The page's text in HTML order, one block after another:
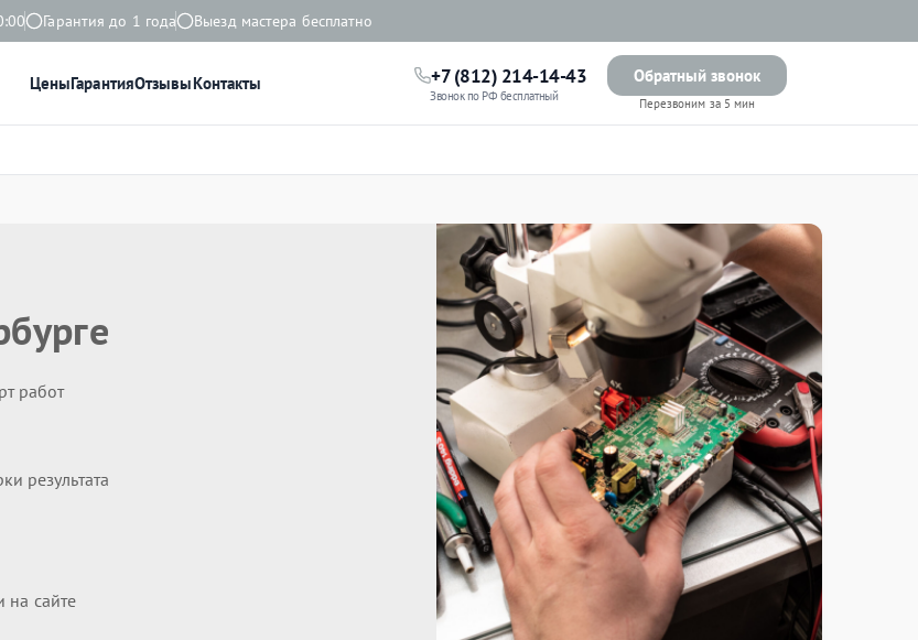
Гарантия до 1 года Выезд мастера бесплатно
ЦеныГарантияОтзывыКонтакты +7 (812) 214-14-43
Звонок по РФ бесплатный
Обратный звонок
Перезвоним за 5 мин
работ
результата
на сайте